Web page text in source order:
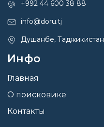
+992 44 600 38 88
info@doru.tj
Душанбе, Таджикистан
Инфо
Главная
О поисковике
Контакты